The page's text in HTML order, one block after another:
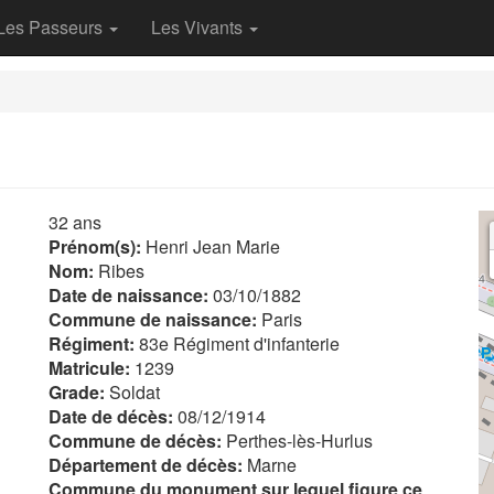
Passeurs Les Vivants
32 ans
Prénom(s): Henri Jean Marie
Nom: Ribes
Date de naissance: 03/10/1882
Commune de naissance: Paris
Régiment: 83e Régiment d'infanterie
Matricule: 1239
Grade: Soldat
Date de décès: 08/12/1914
Commune de décès: Perthes-lès-Hurlus
Département de décès: Marne